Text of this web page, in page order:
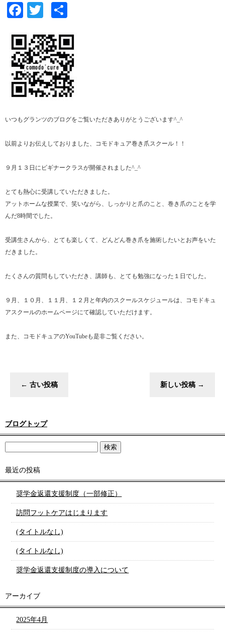
Facebook
Twitter
いつもグランツのブログをご覧いただきありがとうございます^_^
以前よりお伝えしておりました、コモドキュア巻き爪スクール！！
９月１３日にビギナークラスが開催されました^_^
とても熱心に受講していただきました。
アットホームな授業で、笑いながら、しっかりと爪のこと、巻き爪のことを学
んだ8時間でした。
受講生さんから、とても楽しくて、どんどん巻き爪を施術したいとお声をいた
だきました。
たくさんの質問もしていただき、講師も、とても勉強になった１日でした。
９月、１０月、１１月、１２月と年内のスクールスケジュールは、コモドキュ
アスクールのホームページにて確認していただけます。
また、コモドキュアのYouTubeも是非ご覧ください。
← 古い投稿 新しい投稿 →
ブログトップ
最近の投稿
奨学金返還支援制度（一部修正）
訪問フットケアはじまります
(タイトルなし)
(タイトルなし)
奨学金返還支援制度の導入について
アーカイブ
2025年4月